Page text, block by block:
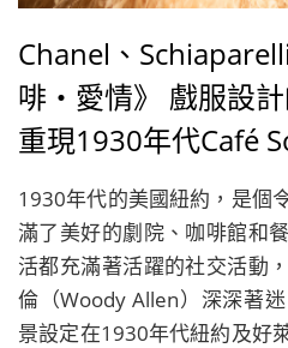
Chanel、
啡‧愛情》 戲服設
重現1930年代Café
1930年代的美國紐約，是個
滿了美好的劇院、咖啡館和
活都充滿著活躍的社交活動
倫（Woody Allen）深深著
景設定在1930年代紐約及好